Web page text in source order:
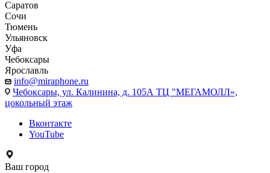
Саратов
Сочи
Тюмень
Ульяновск
Уфа
Чебоксары
Ярославль
info@miraphone.ru
Чебоксары, ул. Калинина, д. 105А ТЦ "МЕГАМОЛЛ»,
цокольный этаж
Вконтакте
YouTube
Ваш город